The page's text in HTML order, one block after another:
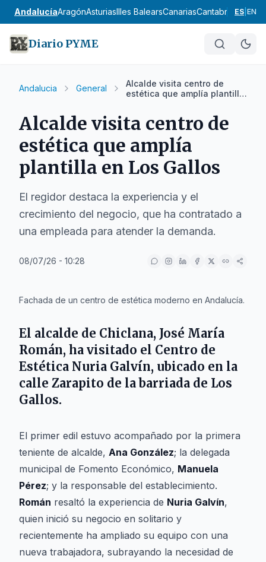
AndalucíaAragónAsturiasIlles BalearsCanariasCantabria Castilla
ES EN
Diario PYME
Andalucia General
Alcalde visita centro de
estética que amplía plantilla
Alcalde visita centro de
estética que amplía
plantilla en Los Gallos
El regidor destaca la experiencia y el
crecimiento del negocio, que ha contratado a
una empleada para atender la demanda.
08/07/26 - 10:28
Fachada de un centro de estética moderno en Andalucía.
El alcalde de Chiclana, José María
Román, ha visitado el Centro de
Estética Nuria Galvín, ubicado en la
calle Zarapito de la barriada de Los
Gallos.
El primer edil estuvo acompañado por la primera
teniente de alcalde, Ana González; la delegada
municipal de Fomento Económico, Manuela
Pérez; y la responsable del establecimiento.
Román resaltó la experiencia de Nuria Galvín,
quien inició su negocio en solitario y
recientemente ha ampliado su equipo con una
nueva trabajadora, subrayando la necesidad de